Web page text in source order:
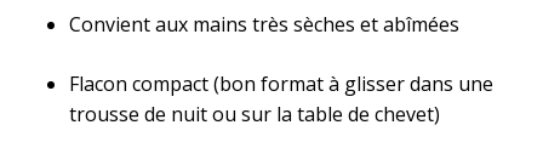
Convient aux mains très sèches et abîmées
Flacon compact (bon format à glisser dans une
trousse de nuit ou sur la table de chevet)